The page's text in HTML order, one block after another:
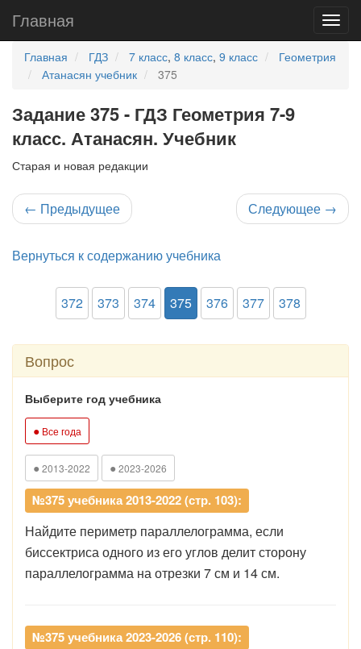
Главная
Главная ГДЗ 7 класс, 8 класс, 9 класс
Геометрия
Атанасян учебник
375
Задание 375 - ГДЗ Геометрия 7-9
класс. Атанасян. Учебник
Старая и новая редакции
← Предыдущее Следующее →
Вернуться к содержанию учебника
372 373 374 375 376 377 378
Вопрос
Выберите год учебника
● Все года
● 2013-2022 ● 2023-2026
№375 учебника 2013-2022 (стр. 103):
Найдите периметр параллелограмма, если
биссектриса одного из его углов делит сторону
параллелограмма на отрезки 7 см и 14 см.
№375 учебника 2023-2026 (стр. 110):